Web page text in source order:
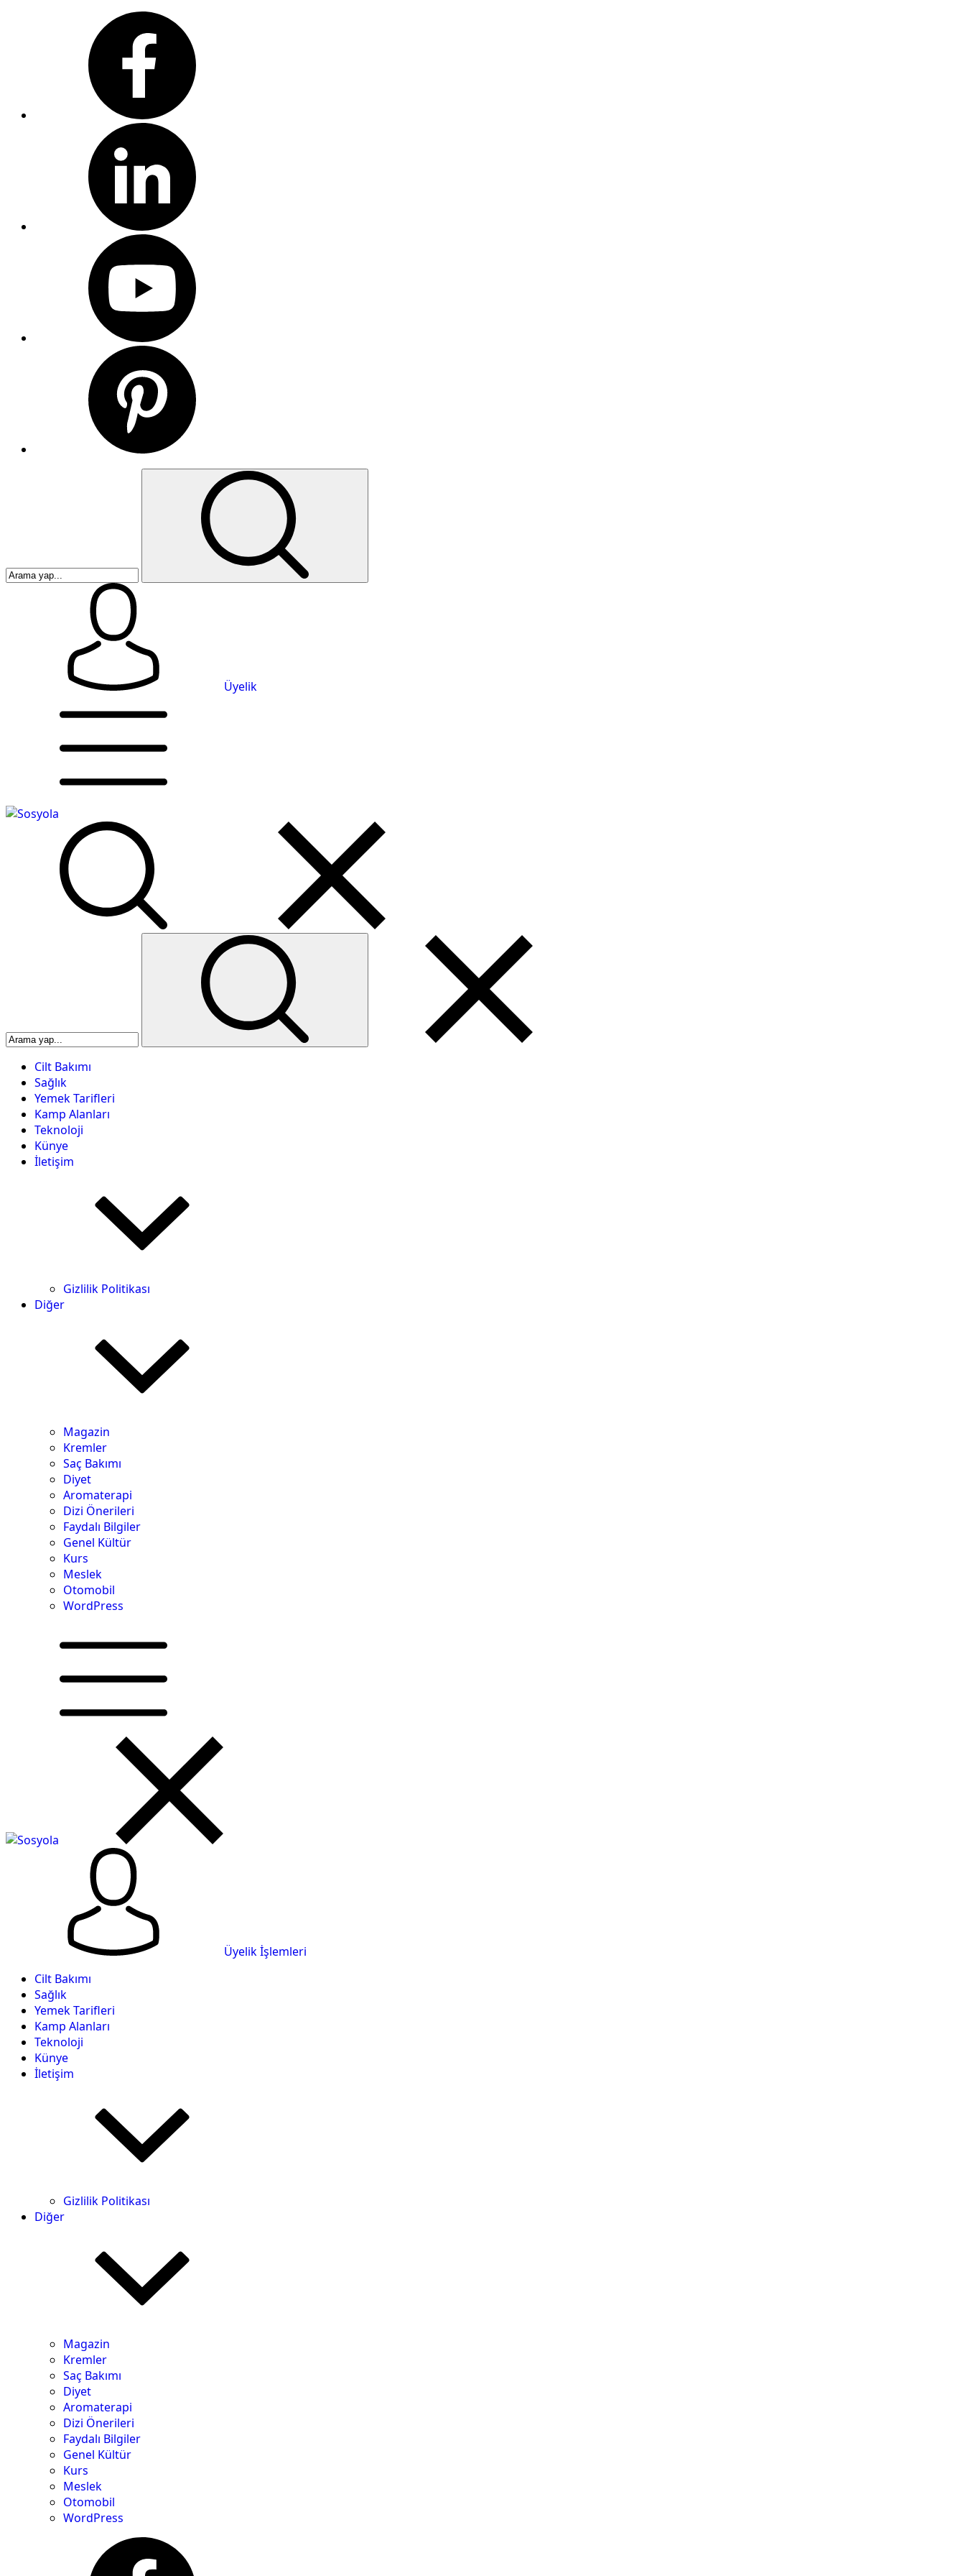
Üyelik
Cilt Bakımı
Sağlık
Yemek Tarifleri
Kamp Alanları
Teknoloji
Künye
İletişim
Gizlilik Politikası
Diğer
Magazin
Kremler
Saç Bakımı
Diyet
Aromaterapi
Dizi Önerileri
Faydalı Bilgiler
Genel Kültür
Kurs
Meslek
Otomobil
WordPress
Üyelik İşlemleri
Cilt Bakımı
Sağlık
Yemek Tarifleri
Kamp Alanları
Teknoloji
Künye
İletişim
Gizlilik Politikası
Diğer
Magazin
Kremler
Saç Bakımı
Diyet
Aromaterapi
Dizi Önerileri
Faydalı Bilgiler
Genel Kültür
Kurs
Meslek
Otomobil
WordPress